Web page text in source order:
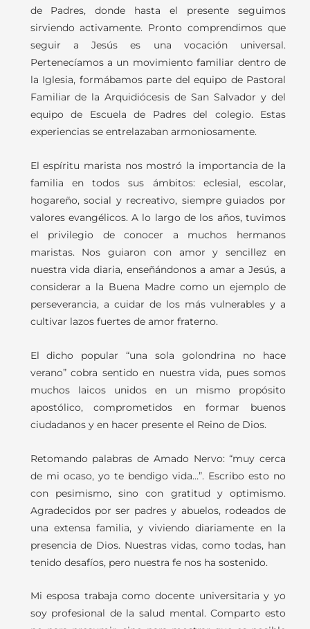
de Padres, donde hasta el presente seguimos
sirviendo activamente. Pronto comprendimos que
seguir a Jesús es una vocación universal.
Pertenecíamos a un movimiento familiar dentro de
la Iglesia, formábamos parte del equipo de Pastoral
Familiar de la Arquidiócesis de San Salvador y del
equipo de Escuela de Padres del colegio. Estas
experiencias se entrelazaban armoniosamente.
El espíritu marista nos mostró la importancia de la
familia en todos sus ámbitos: eclesial, escolar,
hogareño, social y recreativo, siempre guiados por
valores evangélicos. A lo largo de los años, tuvimos
el privilegio de conocer a muchos hermanos
maristas. Nos guiaron con amor y sencillez en
nuestra vida diaria, enseñándonos a amar a Jesús, a
considerar a la Buena Madre como un ejemplo de
perseverancia, a cuidar de los más vulnerables y a
cultivar lazos fuertes de amor fraterno.
El dicho popular “una sola golondrina no hace
verano” cobra sentido en nuestra vida, pues somos
muchos laicos unidos en un mismo propósito
apostólico, comprometidos en formar buenos
ciudadanos y en hacer presente el Reino de Dios.
Retomando palabras de Amado Nervo: “muy cerca
de mi ocaso, yo te bendigo vida…”. Escribo esto no
con pesimismo, sino con gratitud y optimismo.
Agradecidos por ser padres y abuelos, rodeados de
una extensa familia, y viviendo diariamente en la
presencia de Dios. Nuestras vidas, como todas, han
tenido desafíos, pero nuestra fe nos ha sostenido.
Mi esposa trabaja como docente universitaria y yo
soy profesional de la salud mental. Comparto esto